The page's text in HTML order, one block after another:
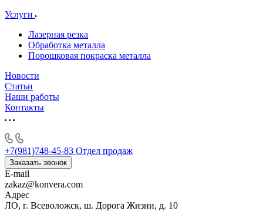
Услуги
Лазерная резка
Обработка металла
Порошковая покраска металла
Новости
Статьи
Наши работы
Контакты
+7(981)748-45-83 Отдел продаж
Заказать звонок
E-mail
zakaz@konvera.com
Адрес
ЛО, г. Всеволожск, ш. Дорога Жизни, д. 10